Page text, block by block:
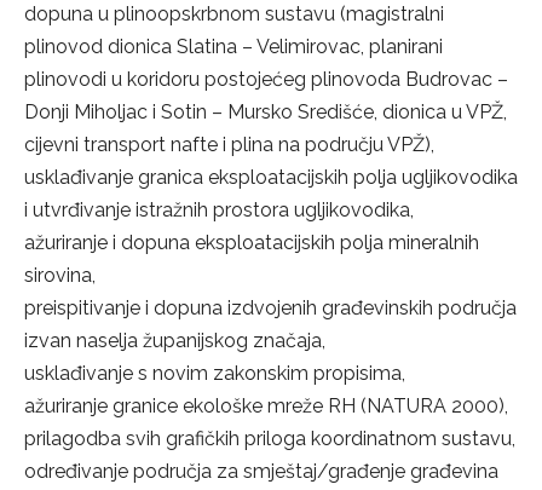
dopuna u plinoopskrbnom sustavu (magistralni
plinovod dionica Slatina – Velimirovac, planirani
plinovodi u koridoru postojećeg plinovoda Budrovac –
Donji Miholjac i Sotin – Mursko Središće, dionica u VPŽ,
cijevni transport nafte i plina na području VPŽ),
usklađivanje granica eksploatacijskih polja ugljikovodika
i utvrđivanje istražnih prostora ugljikovodika,
ažuriranje i dopuna eksploatacijskih polja mineralnih
sirovina,
preispitivanje i dopuna izdvojenih građevinskih područja
izvan naselja županijskog značaja,
usklađivanje s novim zakonskim propisima,
ažuriranje granice ekološke mreže RH (NATURA 2000),
prilagodba svih grafičkih priloga koordinatnom sustavu,
određivanje područja za smještaj/građenje građevina